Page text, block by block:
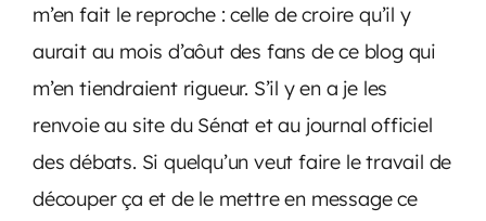
m’en fait le reproche : celle de croire qu’il y
aurait au mois d’aôut des fans de ce blog qui
m’en tiendraient rigueur. S’il y en a je les
renvoie au site du Sénat et au journal officiel
des débats. Si quelqu’un veut faire le travail de
découper ça et de le mettre en message ce